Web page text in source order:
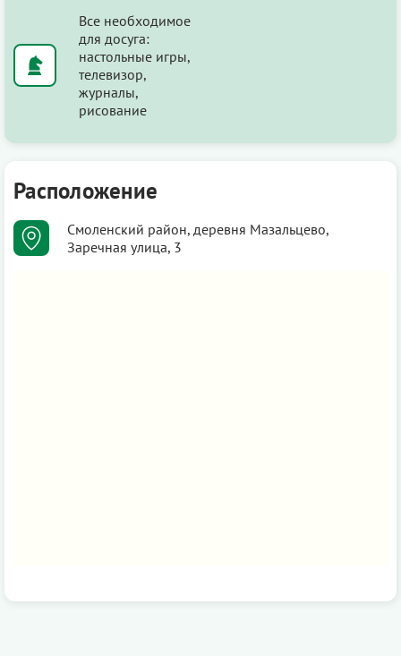
Все необходимое
для досуга:
настольные игры,
телевизор,
журналы,
рисование
Расположение
Смоленский район, деревня Мазальцево,
Заречная улица, 3